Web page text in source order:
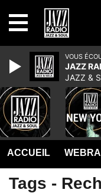
ACCUEIL
Tags -
VOUS
JAZZ
JAZZ &